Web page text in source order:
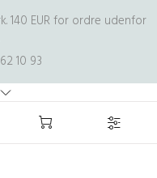
140 EUR for ordre udenfor
10 93